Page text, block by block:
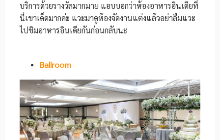
บริการด้วยรางวัลมากมาย แอบบอกว่าห้องอาหารอินเดียที่
นี่เขาเด็ดมากค่ะ แวะมาดูห้องจัดงานแต่งแล้วอย่าลืมแวะ
ไปชิมอาหารอินเดียกันก่อนกลับนะ
Ballroom